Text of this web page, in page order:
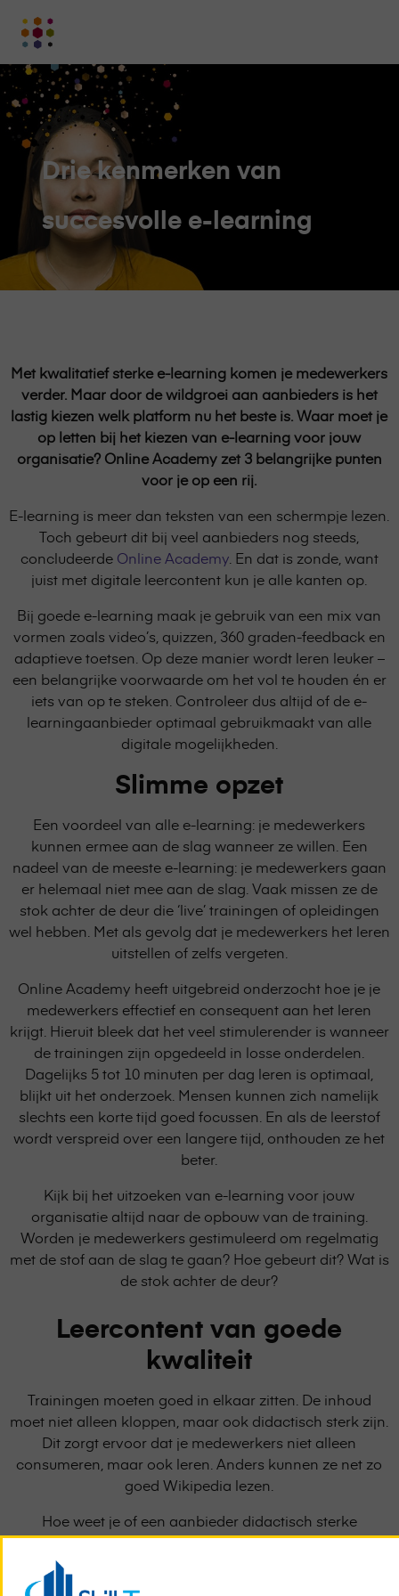
-
het
online
leerplatform
organisaties
Logo
Drie kenmerken van
succesvolle e-learning
Met kwalitatief sterke e-learning komen je medewerkers
verder. Maar door de wildgroei aan aanbieders is het
lastig kiezen welk platform nu het beste is. Waar moet je
op letten bij het kiezen van e-learning voor jouw
organisatie? Online Academy zet 3 belangrijke punten
voor je op een rij.
E-learning is meer dan teksten van een schermpje lezen.
Toch gebeurt dit bij veel aanbieders nog steeds,
concludeerde Online Academy . En dat is zonde, want
juist met digitale leercontent kun je alle kanten op.
Bij goede e-learning maak je gebruik van een mix van
vormen zoals video’s, quizzen, 360 graden-feedback en
adaptieve toetsen. Op deze manier wordt leren leuker –
een belangrijke voorwaarde om het vol te houden én er
iets van op te steken. Controleer dus altijd of de e-
learningaanbieder optimaal gebruikmaakt van alle
digitale mogelijkheden.
Slimme opzet
Een voordeel van alle e-learning: je medewerkers
kunnen ermee aan de slag wanneer ze willen. Een
nadeel van de meeste e-learning: je medewerkers gaan
er helemaal niet mee aan de slag. Vaak missen ze de
stok achter de deur die ‘live’ trainingen of opleidingen
wel hebben. Met als gevolg dat je medewerkers het leren
uitstellen of zelfs vergeten.
Online Academy heeft uitgebreid onderzocht hoe je je
medewerkers effectief en consequent aan het leren
krijgt. Hieruit bleek dat het veel stimulerender is wanneer
de trainingen zijn opgedeeld in losse onderdelen.
Dagelijks 5 tot 10 minuten per dag leren is optimaal,
blijkt uit het onderzoek. Mensen kunnen zich namelijk
slechts een korte tijd goed focussen. En als de leerstof
wordt verspreid over een langere tijd, onthouden ze het
beter.
Kijk bij het uitzoeken van e-learning voor jouw
organisatie altijd naar de opbouw van de training.
Worden je medewerkers gestimuleerd om regelmatig
met de stof aan de slag te gaan? Hoe gebeurt dit? Wat is
de stok achter de deur?
Leercontent van goede
kwaliteit
Trainingen moeten goed in elkaar zitten. De inhoud
moet niet alleen kloppen, maar ook didactisch sterk zijn.
Dit zorgt ervoor dat je medewerkers niet alleen
consumeren, maar ook leren. Anders kunnen ze net zo
goed Wikipedia lezen.
Hoe weet je of een aanbieder didactisch sterke
trainingen aanbiedt? Je kunt natuurlijk kijken naar de
leervormen – is het vooral lange teksten lezen of is het
interactiever? – maar kijk ook naar de achtergrond van